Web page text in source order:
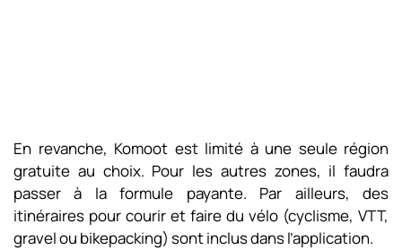
En revanche, Komoot est limité à une seule région
gratuite au choix. Pour les autres zones, il faudra
passer à la formule payante. Par ailleurs, des
itinéraires pour courir et faire du vélo (cyclisme, VTT,
gravel ou bikepacking) sont inclus dans l’application.